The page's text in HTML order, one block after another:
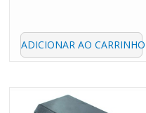
ADICIONAR AO CARRINHO